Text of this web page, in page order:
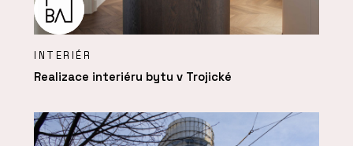
INTERIÉR
Realizace interiéru bytu v Trojické